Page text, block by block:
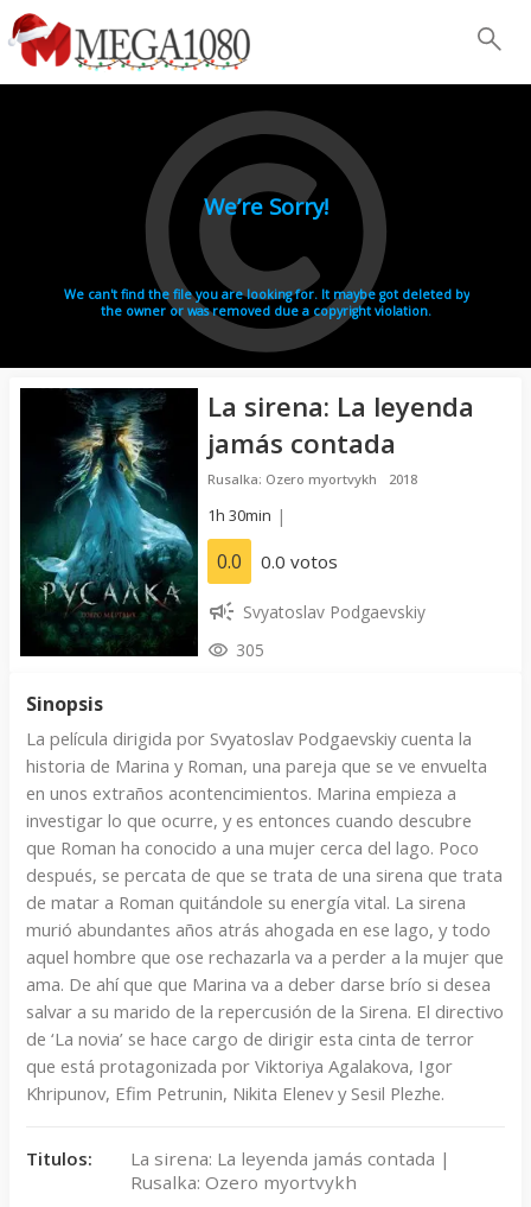
La sirena: La leyenda
jamás contada
Rusalka: Ozero myortvykh 2018
1h 30min |
0.0 0.0 votos
Svyatoslav Podgaevskiy
305
Sinopsis
La película dirigida por Svyatoslav Podgaevskiy cuenta la
historia de Marina y Roman, una pareja que se ve envuelta
en unos extraños acontencimientos. Marina empieza a
investigar lo que ocurre, y es entonces cuando descubre
que Roman ha conocido a una mujer cerca del lago. Poco
después, se percata de que se trata de una sirena que trata
de matar a Roman quitándole su energía vital. La sirena
murió abundantes años atrás ahogada en ese lago, y todo
aquel hombre que ose rechazarla va a perder a la mujer que
ama. De ahí que que Marina va a deber darse brío si desea
salvar a su marido de la repercusión de la Sirena. El directivo
de ‘La novia’ se hace cargo de dirigir esta cinta de terror
que está protagonizada por Viktoriya Agalakova, Igor
Khripunov, Efim Petrunin, Nikita Elenev y Sesil Plezhe.
Titulos:
La sirena: La leyenda jamás contada |
Rusalka: Ozero myortvykh